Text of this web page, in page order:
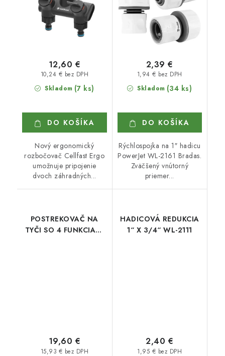
Skladom (7 ks)
10,24 € bez DPH
12,60 €
DO KOŠÍKA
Nový ergonomický
rozbočovač Cellfast Ergo
umožnuje pripojenie
dvoch záhradných...
Skladom (34 ks)
1,94 € bez DPH
2,39 €
DO KOŠÍKA
Rýchlospojka na 1″ hadicu
PowerJet WL-2161 Bradas.
Zväčšený vnútorný
priemer...
POSTREKOVAČ NA
TYČI SO 4 FUNKCIAMI
15,93 € bez DPH
19,60 €
HADICOVÁ REDUKCIA
1“ X 3/4“ WL-2111
1,95 € bez DPH
2,40 €